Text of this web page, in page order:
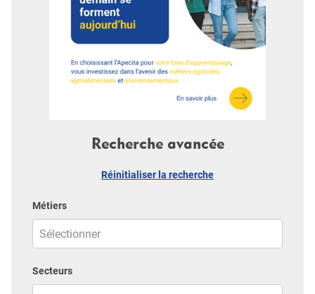
Recherche avancée
Réinitialiser la recherche
Métiers
Secteurs